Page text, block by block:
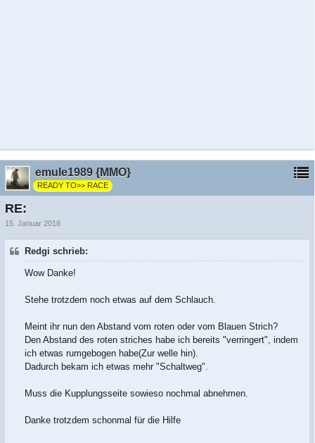
emule1989 {MMO}
READY TO>> RACE
RE:
15. Januar 2018
Redgi schrieb:
Wow Danke!
Stehe trotzdem noch etwas auf dem Schlauch.
Meint ihr nun den Abstand vom roten oder vom Blauen Strich?
Den Abstand des roten striches habe ich bereits "verringert", indem
ich etwas rumgebogen habe(Zur welle hin).
Dadurch bekam ich etwas mehr "Schaltweg".
Muss die Kupplungsseite sowieso nochmal abnehmen.
Danke trotzdem schonmal für die Hilfe